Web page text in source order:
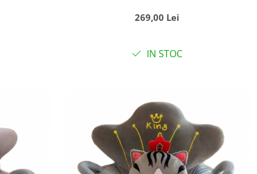
269,00 Lei
IN STOC